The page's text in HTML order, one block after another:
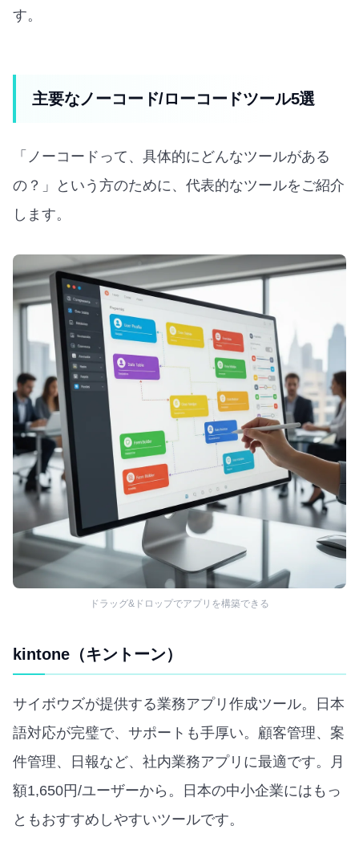
す。
主要なノーコード/ローコードツール5選
「ノーコードって、具体的にどんなツールがある
の？」という方のために、代表的なツールをご紹介
します。
ドラッグ&ドロップでアプリを構築できる
kintone（キントーン）
サイボウズが提供する業務アプリ作成ツール。日本
語対応が完璧で、サポートも手厚い。顧客管理、案
件管理、日報など、社内業務アプリに最適です。月
額1,650円/ユーザーから。日本の中小企業にはもっ
ともおすすめしやすいツールです。